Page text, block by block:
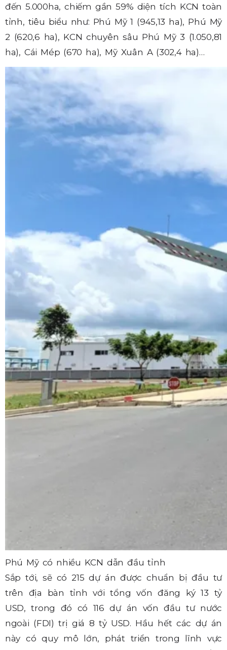
đến 5.000ha, chiếm gần 59% diện tích KCN toàn
tỉnh, tiêu biểu như: Phú Mỹ 1 (945,13 ha), Phú Mỹ
2 (620,6 ha), KCN chuyên sâu Phú Mỹ 3 (1.050,81
ha), Cái Mép (670 ha), Mỹ Xuân A (302,4 ha)…
Phú Mỹ có nhiều KCN dẫn đầu tỉnh
Sắp tới, sẽ có 215 dự án được chuẩn bị đầu tư
trên địa bàn tỉnh với tổng vốn đăng ký 13 tỷ
USD, trong đó có 116 dự án vốn đầu tư nước
ngoài (FDI) trị giá 8 tỷ USD. Hầu hết các dự án
này có quy mô lớn, phát triển trong lĩnh vực